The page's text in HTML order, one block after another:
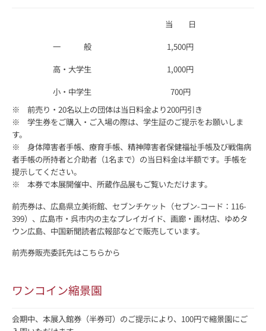
当 日
一 般
1,500円
高・大学生
1,000円
小・中学生
700円
※ 前売り・20名以上の団体は当日料金より200円引き
※ 学生券をご購入・ご入場の際は、学生証のご提示をお願いしま
す。
※ 身体障害者手帳、療育手帳、精神障害者保健福祉手帳及び戦傷病
者手帳の所持者と介助者（1名まで）の当日料金は半額です。手帳を
提示してください。
※ 本券で本展開催中、所蔵作品展もご覧いただけます。
前売券は、広島県立美術館、セブンチケット（セブン-コード：116-
399）、広島市・呉市内の主なプレイガイド、画廊・画材店、ゆめタ
ウン広島、中国新聞読者広報部などで販売しています。
前売券販売委託先はこちらから
ワンコイン縮景園
会期中、本展入館券（半券可）のご提示により、100円で縮景園にご